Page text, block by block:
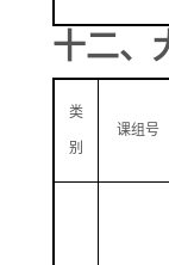
十二、
类
别
课组号